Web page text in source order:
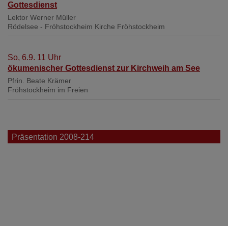
Gottesdienst
Lektor Werner Müller
Rödelsee - Fröhstockheim Kirche Fröhstockheim
So, 6.9. 11 Uhr
ökumenischer Gottesdienst zur Kirchweih am See
Pfrin. Beate Krämer
Fröhstockheim im Freien
Präsentation 2008-214